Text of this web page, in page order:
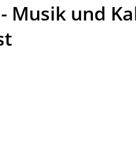
Musik und